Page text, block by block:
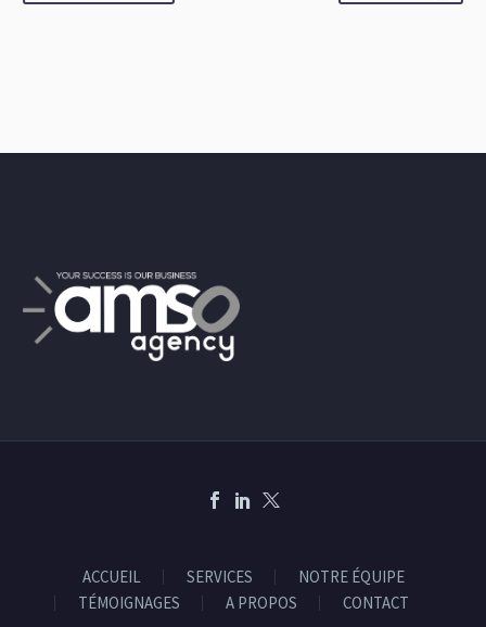
ACCUEIL SERVICES
NOTRE ÉQUIPE
TÉMOIGNAGES
A PROPOS CONTACT